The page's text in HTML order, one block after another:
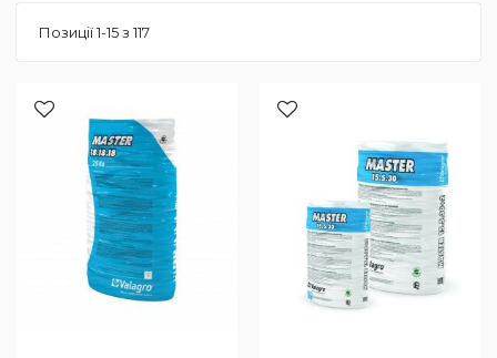
Позиції1-15з 117